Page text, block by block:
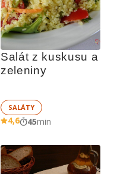
Salát z kuskusu a
zeleniny
SALÁTY
4,6 45min